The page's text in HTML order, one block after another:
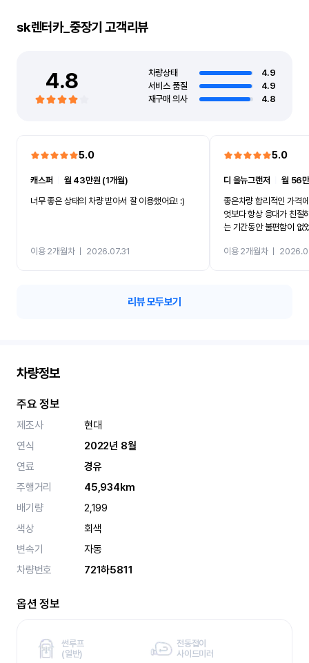
sk렌터카_중장기 고객리뷰
4.8 차량상태
4.9
서비스 품질
4.9
재구매 의사
4.8
5.0
캐스퍼
월 43만원 (1개월)
너무 좋은 상태의 차량 받아서 잘 이용했어요! :)
이용 2개월차ㅣ 2026.07.31
5.0
디 올뉴그랜저 ㅣ월 56
좋은차량 합리적인 가격
엇보다 항상 응대가 친절
는 기간동안 불편함이 없
카 렌트 고민없이 강추합
이용 2개월차ㅣ
리뷰 모두보기
차량정보
주요 정보
제조사
현대
연식
2022년 8월
연료
경유
주행거리
45,934km
배기량
2,199
색상
회색
변속기
자동
차량번호
721하5811
옵션 정보
썬루프
(일반)
전동접이
사이드미러